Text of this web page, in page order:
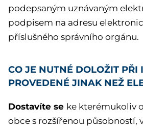
podepsaným uznávaným
podpisem na adresu
příslušného správního orgánu.
CO JE NUTNÉ DOLOŽIT PŘI
PROVEDENÉ JINAK NEŽ
Dostavíte se ke kterémukoliv
obce s rozšířenou působností,